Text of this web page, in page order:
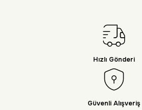
Hızlı Gönderi
Güvenli Alışveriş